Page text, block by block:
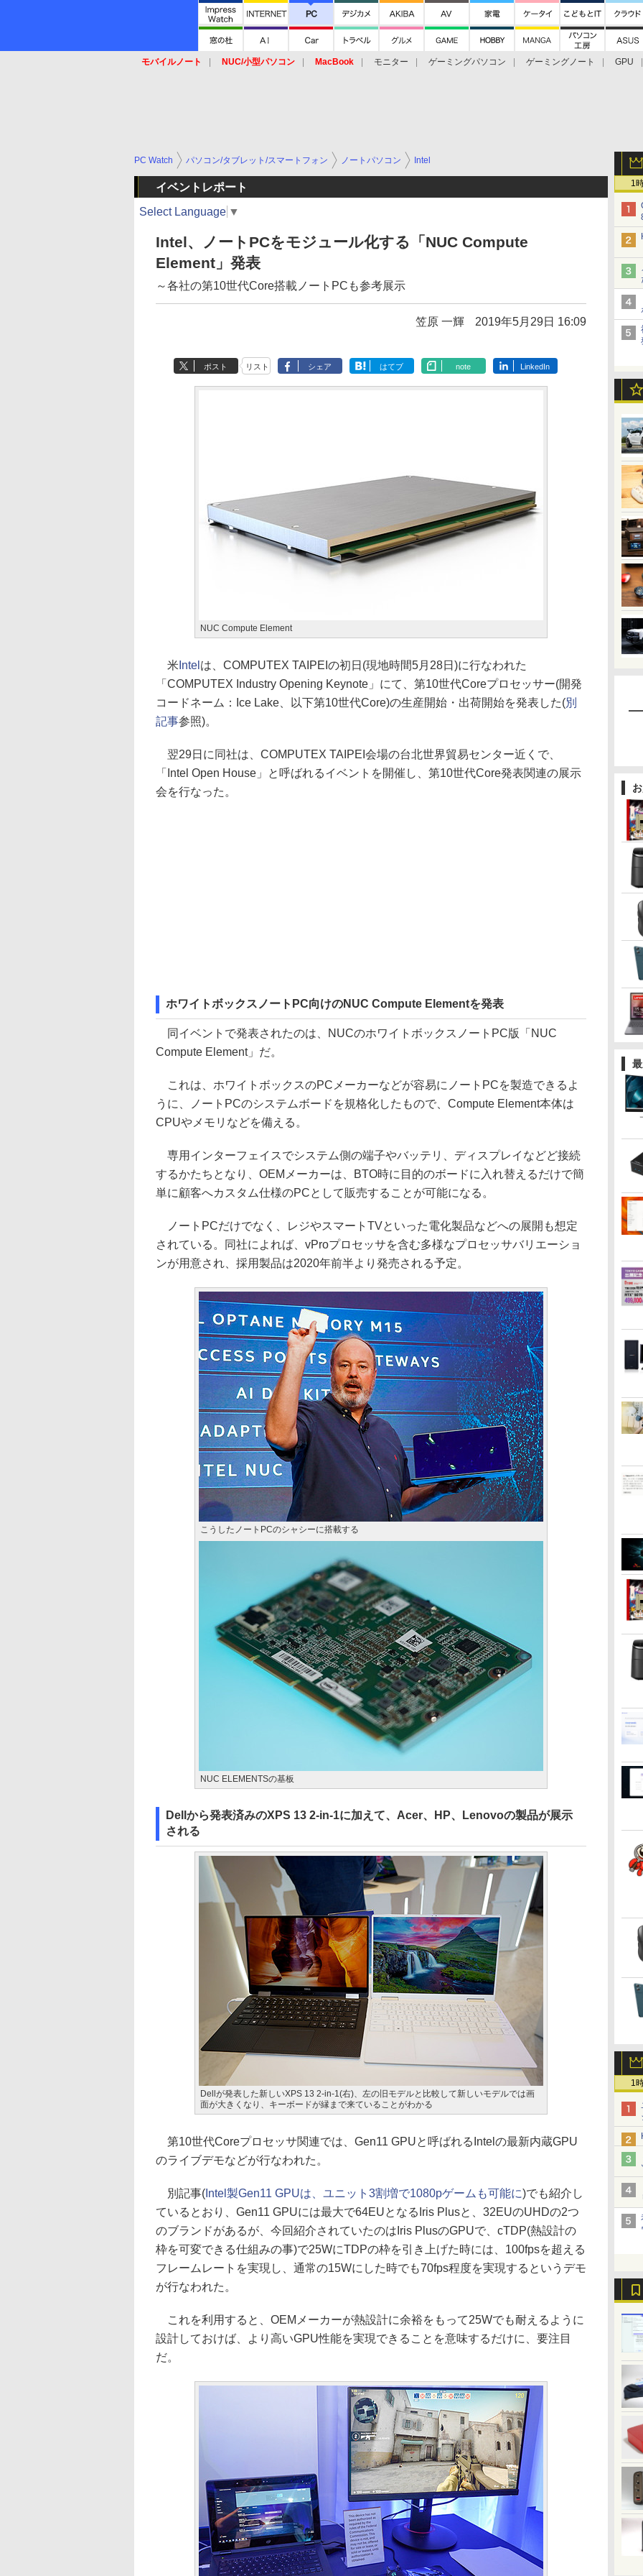
モバイルノート NUC/小型パソコン MacBook モニター ゲーミングパソコン ゲーミングノート
GPU
1
1
PC Watch パソコン/タブレット/スマートフォン ノートパソコン Intel
イベントレポート
Select Language ▼
Intel、ノートPCをモジュール化する「NUC Compute
Element」発表
～各社の第10世代Core搭載ノートPCも参考展示
笠原 一輝 2019年5月29日 16:09
ポスト リスト シェア はてブ note LinkedIn
NUC Compute Element
米 Intel は、COMPUTEX TAIPEIの初日(現地時間5月28日)に行なわれた
「COMPUTEX Industry Opening Keynote」にて、第10世代Coreプロセッサー(開発
コードネーム：Ice Lake、以下第10世代Core)の生産開始・出荷開始を発表した(別
記事参照)。
翌29日に同社は、COMPUTEX TAIPEI会場の台北世界貿易センター近くで、
「Intel Open House」と呼ばれるイベントを開催し、第10世代Core発表関連の展示
会を行なった。
ホワイトボックスノートPC向けのNUC Compute Elementを発表
同イベントで発表されたのは、NUCのホワイトボックスノートPC版「NUC
Compute Element」だ。
これは、ホワイトボックスのPCメーカーなどが容易にノートPCを製造できるよ
うに、ノートPCのシステムボードを規格化したもので、Compute Element本体は
CPUやメモリなどを備える。
専用インターフェイスでシステム側の端子やバッテリ、ディスプレイなどど接続
するかたちとなり、OEMメーカーは、BTO時に目的のボードに入れ替えるだけで簡
単に顧客へカスタム仕様のPCとして販売することが可能になる。
ノートPCだけでなく、レジやスマートTVといった電化製品などへの展開も想定
されている。同社によれば、vProプロセッサを含む多様なプロセッサバリエーショ
ンが用意され、採用製品は2020年前半より発売される予定。
こうしたノートPCのシャシーに搭載する
NUC ELEMENTSの基板
Dellから発表済みのXPS 13 2-in-1に加えて、Acer、HP、Lenovoの製品が展示
される
Dellが発表した新しいXPS 13 2-in-1(右)、左の旧モデルと比較して新しいモデルでは画
面が大きくなり、キーボードが縁まで来ていることがわかる
第10世代Coreプロセッサ関連では、Gen11 GPUと呼ばれるIntelの最新内蔵GPU
のライブデモなどが行なわれた。
別記事( Intel製Gen11 GPUは、ユニット3割増で1080pゲームも可能に)でも紹介し
ているとおり、Gen11 GPUには最大で64EUとなるIris Plusと、32EUのUHDの2つ
のブランドがあるが、今回紹介されていたのはIris PlusのGPUで、cTDP(熱設計の
枠を可変できる仕組みの事)で25WにTDPの枠を引き上げた時には、100fpsを超える
フレームレートを実現し、通常の15Wにした時でも70fps程度を実現するというデモ
が行なわれた。
これを利用すると、OEMメーカーが熱設計に余裕をもって25Wでも耐えるように
設計しておけば、より高いGPU性能を実現できることを意味するだけに、要注目
だ。